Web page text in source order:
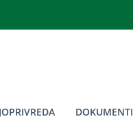
DOKUMENTI